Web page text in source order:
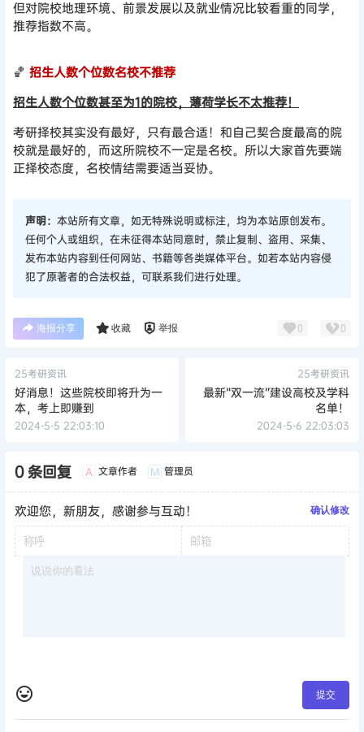
但对院校地理环境、前景发展以及就业情况比较看重的同学，
推荐指数不高。
🏀 招生人数个位数名校不推荐
招生人数个位数甚至为1的院校，薄荷学长不太推荐！
考研择校其实没有最好，只有最合适！和自己契合度最高的院
校就是最好的，而这所院校不一定是名校。所以大家首先要端
正择校态度，名校情结需要适当妥协。
声明： 本站所有文章，如无特殊说明或标注，均为本站原创发布。
任何个人或组织，在未征得本站同意时，禁止复制、盗用、采集、
发布本站内容到任何网站、书籍等各类媒体平台。如若本站内容侵
犯了原著者的合法权益，可联系我们进行处理。
海报分享 收藏 举报 0 0
25考研资讯
好消息！这些院校即将升为一
本，考上即赚到
2024-5-5 22:03:10
25考研资讯
最新“双一流”建设高校及学科
名单！
2024-5-6 22:03:03
0 条回复 A 文章作者 M 管理员
欢迎您，新朋友，感谢参与互动！ 确认修改
提交